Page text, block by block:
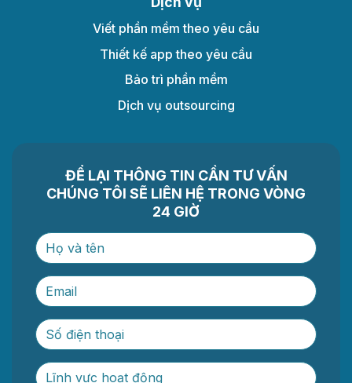
Viết phần mềm theo yêu cầu​
Thiết kế app theo yêu cầu
Bảo trì phần mềm
Dịch vụ outsourcing
ĐỂ LẠI THÔNG TIN CẦN TƯ VẤN
CHÚNG TÔI SẼ LIÊN HỆ TRONG VÒNG
24 GIỜ